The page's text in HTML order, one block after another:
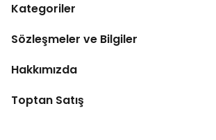
Kategoriler
Sözleşmeler ve Bilgiler
Hakkımızda
Toptan Satış